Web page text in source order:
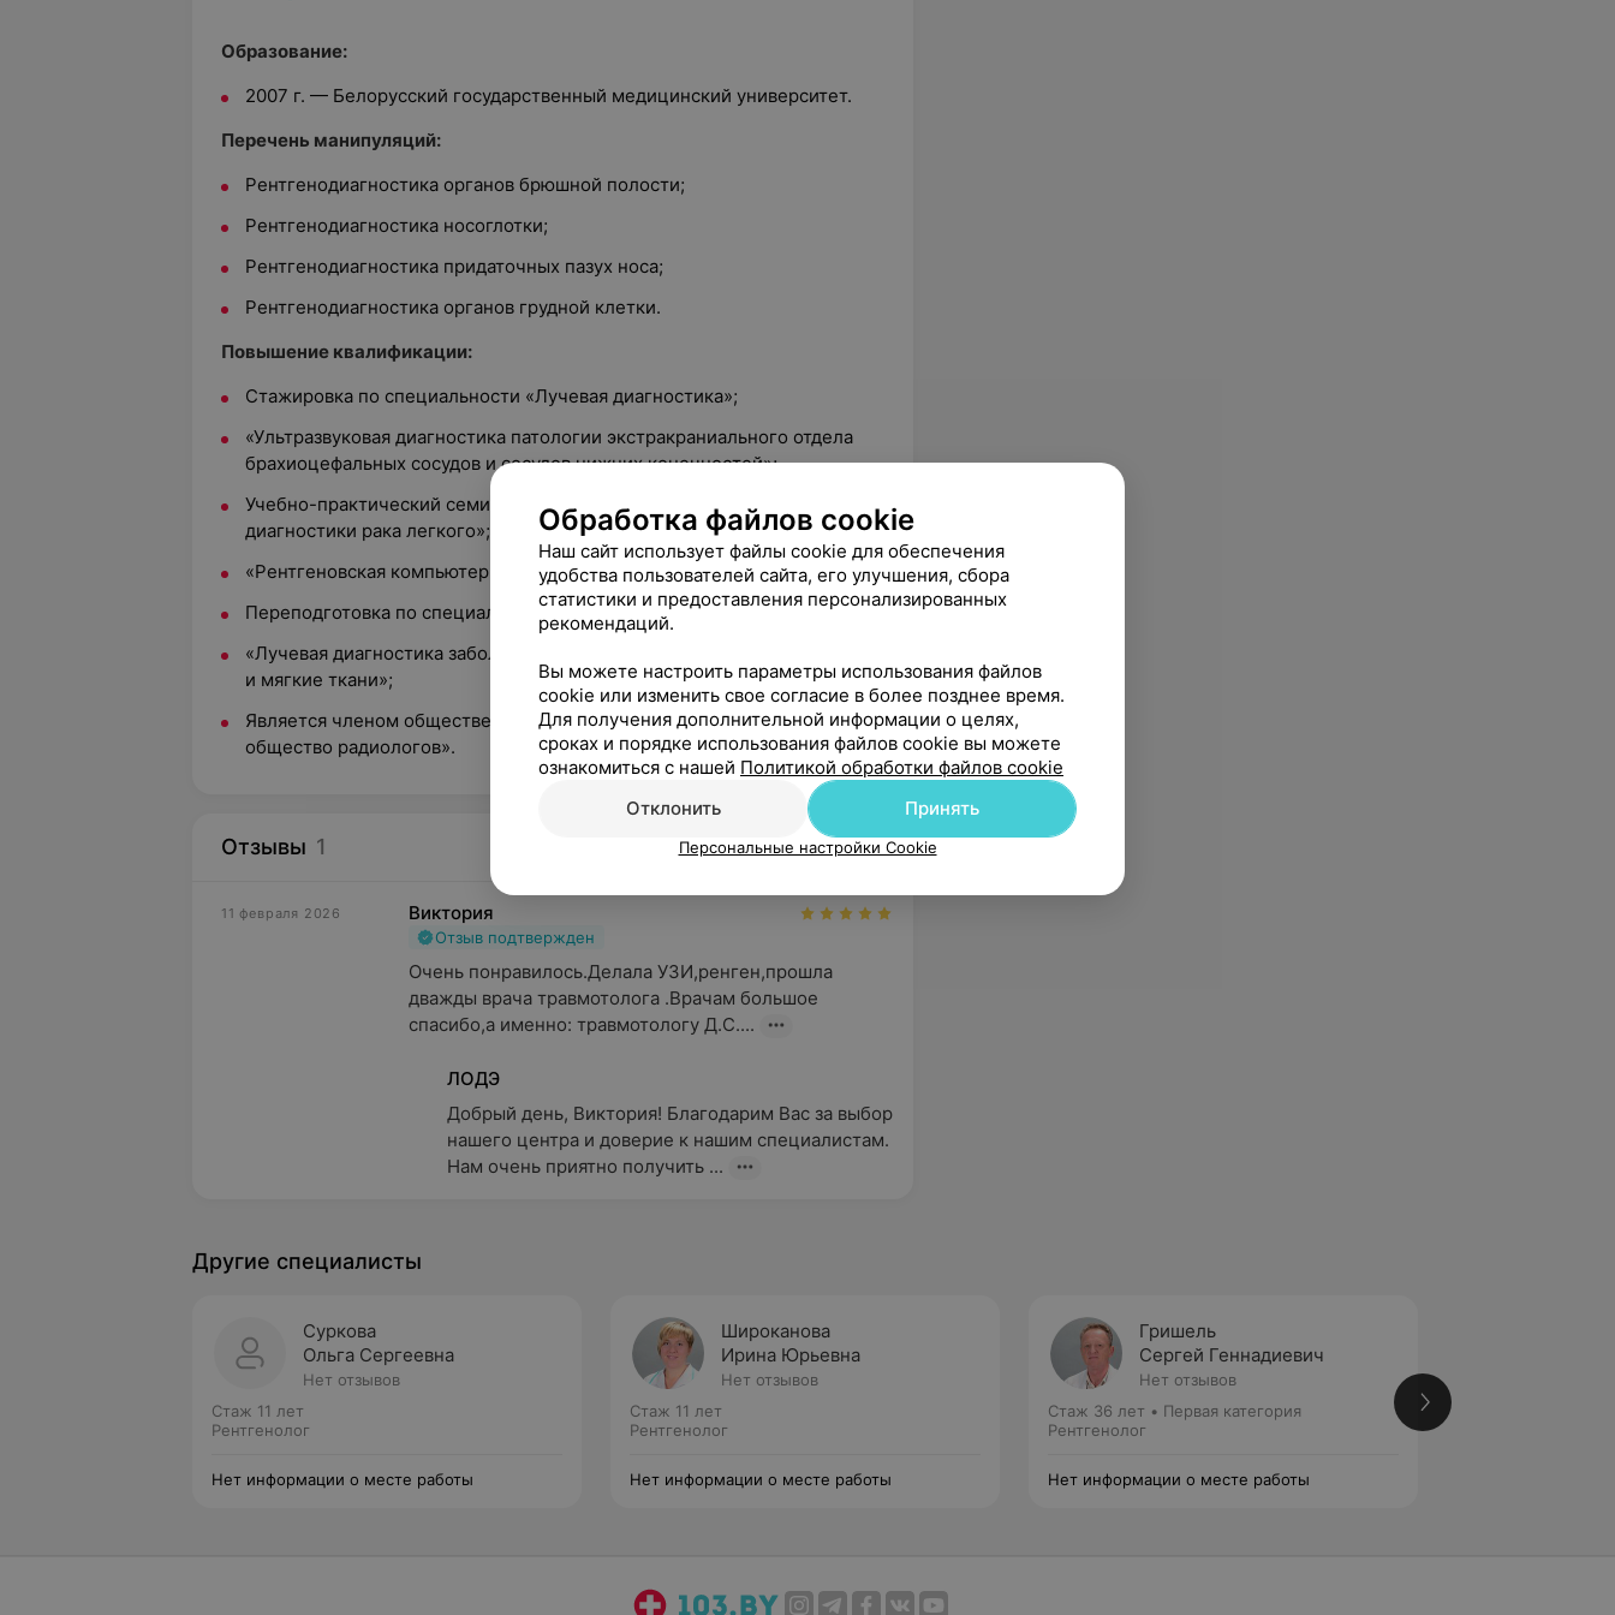
Образование:
2007 г. — Белорусский государственный медицинский университет.
Перечень манипуляций:
Рентгенодиагностика органов брюшной полости;
Рентгенодиагностика носоглотки;
Рентгенодиагностика придаточных пазух носа;
Рентгенодиагностика органов грудной клетки.
Повышение квалификации:
Стажировка по специальности «Лучевая диагностика»;
«Ультразвуковая диагностика патологии экстракраниального отдела
брахиоцефальных сосудов и сосудов нижних конечностей»;
Учебно-практический семинар «Актуальные вопросы лучевой
диагностики рака легкого»;
«Рентгеновская компьютерная и магнитно-резонансная томография»;
Переподготовка по специальности «Ультразвуковая диагностика»;
«Лучевая диагностика заболеваний аппарата движения — скелет
и мягкие ткани»;
Является членом общественного объединения «Белорусское
общество радиологов».
Отзывы 1
11 февраля 2026 Виктория
Отзыв подтвержден
Очень понравилось.Делала УЗИ,ренген,прошла
дважды врача травмотолога .Врачам большое
спасибо,а именно: травмотологу Д.С....
ЛОДЭ
Добрый день, Виктория! Благодарим Вас за выбор
нашего центра и доверие к нашим специалистам.
Нам очень приятно получить ...
Другие специалисты
Суркова
Ольга Сергеевна
Нет отзывов
Стаж 11 лет
Рентгенолог
Нет информации о месте работы
Широканова
Ирина Юрьевна
Нет отзывов
Стаж 11 лет
Рентгенолог
Нет информации о месте работы
Гришель
Сергей Геннадиевич
Нет отзывов
Стаж 36 лет • Первая категория
Рентгенолог
Нет информации о месте работы
Обработка файлов cookie
Наш сайт использует файлы cookie для обеспечения
удобства пользователей сайта, его улучшения, сбора
статистики и предоставления персонализированных
рекомендаций.
Вы можете настроить параметры использования файлов
cookie или изменить свое согласие в более позднее время.
Для получения дополнительной информации о целях,
сроках и порядке использования файлов cookie вы можете
ознакомиться с нашей Политикой обработки файлов cookie
Отклонить
Принять
Персональные настройки Cookie